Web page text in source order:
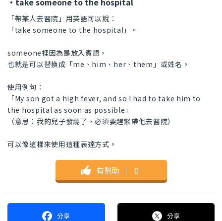
「帶某人去醫院」用英語可以說：
「take someone to the hospital」。
someone裡因為是放入賓語，
也就是可以替換成「me、him、her、them」或姓名。
使用例句：
「My son got a high fever, and so I had to take him to
the hospital as soon as possible」
（意思：我的兒子發燒了，必須要趕緊帶他去醫院）
可以像這樣來使用這種表達方式。
有幫助 ｜ 0
分享 分享